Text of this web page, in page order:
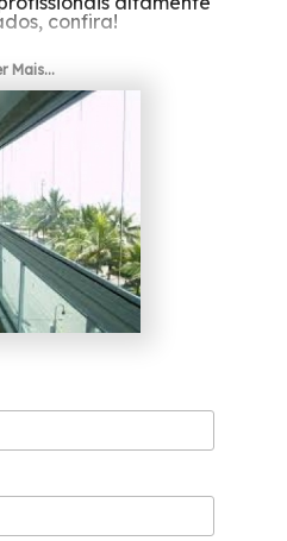
confira!
Envidraçamento de
Encontre a solução
contando com os
da Protavi Vidros, são
disponíveis, como
sacadas, box para
vidro. Desenvolvemos
forma profissional e
entrando em contato
empresa.
Mais...